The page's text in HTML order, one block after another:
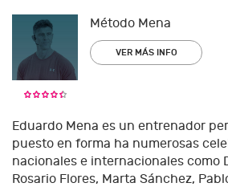
Método Mena
VER MÁS INFO
Eduardo Mena es un entrenador
puesto en forma ha numerosas
nacionales e internacionales como
Rosario Flores, Marta Sánchez,